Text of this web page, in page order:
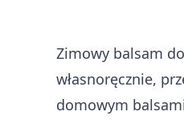
Zimowy balsam
własnoręcznie,
domowym